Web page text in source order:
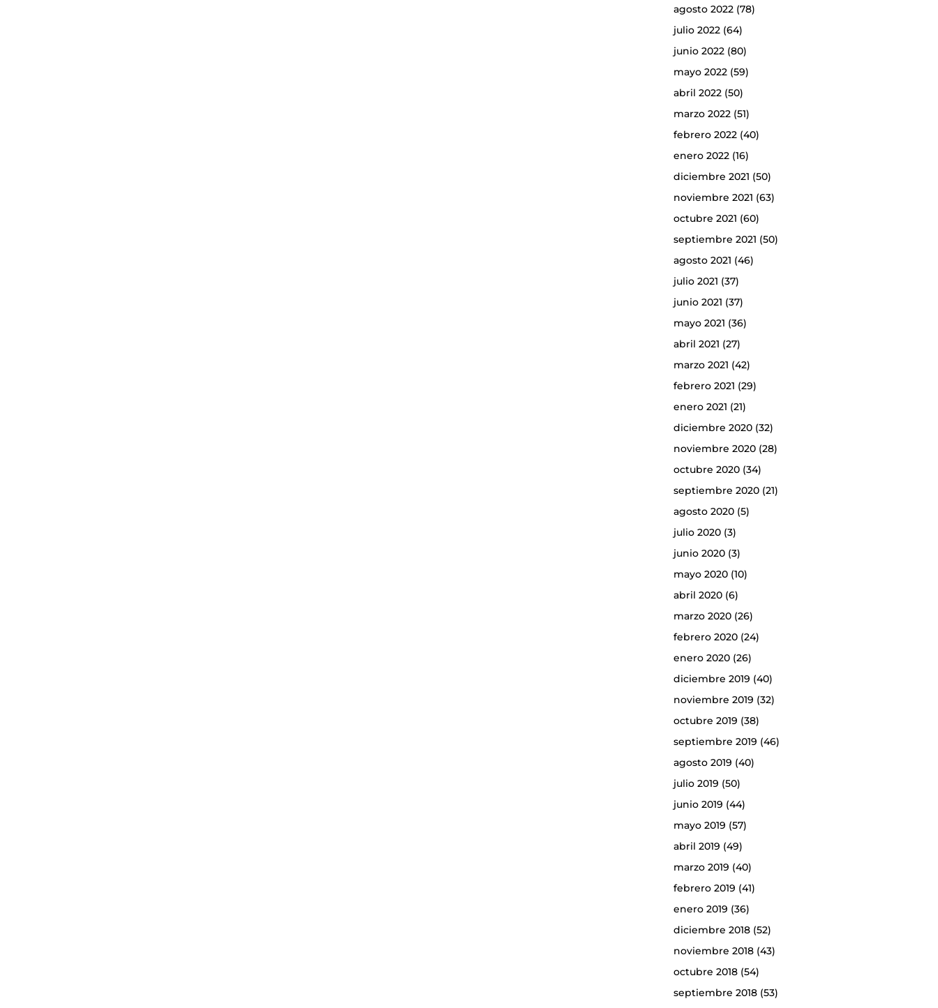
agosto 2022(78)
julio 2022(64)
junio 2022(80)
mayo 2022(59)
abril 2022(50)
marzo 2022(51)
febrero 2022(40)
enero 2022(16)
diciembre 2021 (50)
noviembre 2021 (63)
octubre 2021 (60)
septiembre 2021 (50)
agosto 2021 (46)
julio 2021 (37)
junio 2021 (37)
mayo 2021 (36)
abril 2021 (27)
marzo 2021 (42)
febrero 2021 (29)
enero 2021 (21)
diciembre 2020(32)
noviembre 2020(28)
octubre 2020(34)
septiembre 2020(21)
agosto 2020(5)
julio 2020(3)
junio 2020(3)
mayo 2020(10)
abril 2020(6)
marzo 2020(26)
febrero 2020(24)
enero 2020(26)
diciembre 2019 (40)
noviembre 2019 (32)
octubre 2019 (38)
septiembre 2019 (46)
agosto 2019 (40)
julio 2019 (50)
junio 2019 (44)
mayo 2019 (57)
abril 2019 (49)
marzo 2019 (40)
febrero 2019 (41)
enero 2019 (36)
diciembre 2018(52)
noviembre 2018(43)
octubre 2018(54)
septiembre 2018(53)